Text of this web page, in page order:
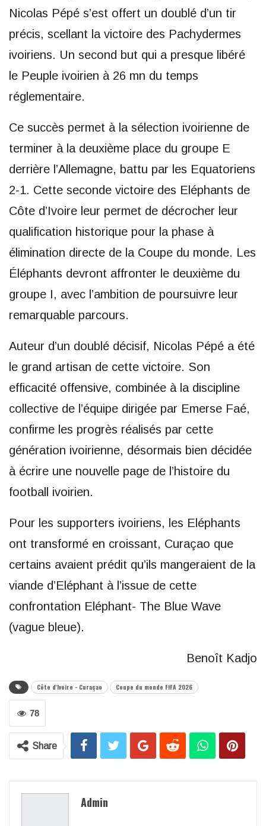
Nicolas Pépé s’est offert un doublé d’un tir
précis, scellant la victoire des Pachydermes
ivoiriens. Un second but qui a presque libéré
le Peuple ivoirien à 26 mn du temps
réglementaire.
Ce succès permet à la sélection ivoirienne de
terminer à la deuxième place du groupe E
derrière l’Allemagne, battu par les Equatoriens
2-1. Cette seconde victoire des Eléphants de
Côte d’Ivoire leur permet de décrocher leur
qualification historique pour la phase à
élimination directe de la Coupe du monde. Les
Éléphants devront affronter le deuxième du
groupe I, avec l’ambition de poursuivre leur
remarquable parcours.
Auteur d’un doublé décisif, Nicolas Pépé a été
le grand artisan de cette victoire. Son
efficacité offensive, combinée à la discipline
collective de l’équipe dirigée par Emerse Faé,
confirme les progrès réalisés par cette
génération ivoirienne, désormais bien décidée
à écrire une nouvelle page de l’histoire du
football ivoirien.
Pour les supporters ivoiriens, les Eléphants
ont transformé en croissant, Curaçao que
certains avaient prédit qu’ils mangeraient de la
viande d’Eléphant à l’issue de cette
confrontation Eléphant- The Blue Wave
(vague bleue).
Benoît Kadjo
Côte d'Ivoire - Curaçao Coupe du monde FIFA 2026
78
Share
Admin